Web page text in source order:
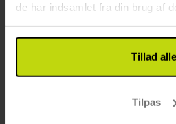
de har indsamlet fra din brug af
Tillad alle
Tilpas
Centralt beliggende hotel
Hotel Bishops Arms